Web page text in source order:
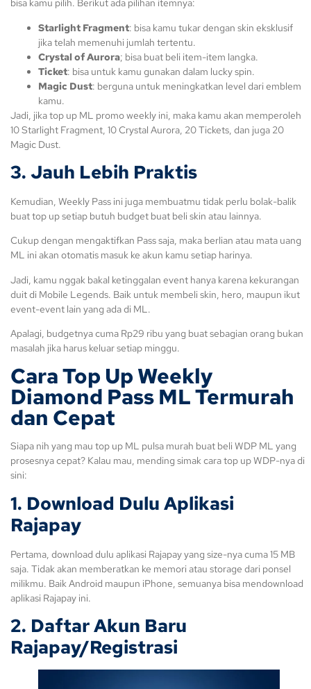
bisa kamu pilih. Berikut ada pilihan itemnya:
Starlight Fragment: bisa kamu tukar dengan skin eksklusif
jika telah memenuhi jumlah tertentu.
Crystal of Aurora; bisa buat beli item-item langka.
Ticket: bisa untuk kamu gunakan dalam lucky spin.
Magic Dust: berguna untuk meningkatkan level dari emblem
kamu.
Jadi, jika top up ML promo weekly ini, maka kamu akan memperoleh
10 Starlight Fragment, 10 Crystal Aurora, 20 Tickets, dan juga 20
Magic Dust.
3. Jauh Lebih Praktis
Kemudian, Weekly Pass ini juga membuatmu tidak perlu bolak-balik
buat top up setiap butuh budget buat beli skin atau lainnya.
Cukup dengan mengaktifkan Pass saja, maka berlian atau mata uang
ML ini akan otomatis masuk ke akun kamu setiap harinya.
Jadi, kamu nggak bakal ketinggalan event hanya karena kekurangan
duit di Mobile Legends. Baik untuk membeli skin, hero, maupun ikut
event-event lain yang ada di ML.
Apalagi, budgetnya cuma Rp29 ribu yang buat sebagian orang bukan
masalah jika harus keluar setiap minggu.
CaraTop Up Weekly
Diamond Pass MLTermurah
dan Cepat
Siapa nih yang mau top up ML pulsa murah buat beli WDP ML yang
prosesnya cepat? Kalau mau, mending simak cara top up WDP-nya di
sini:
1. Download Dulu Aplikasi
Rajapay
Pertama, download dulu aplikasi Rajapay yang size-nya cuma 15 MB
saja. Tidak akan memberatkan ke memori atau storage dari ponsel
milikmu. Baik Android maupun iPhone, semuanya bisa mendownload
aplikasi Rajapay ini.
2. Daftar Akun Baru
Rajapay/Registrasi